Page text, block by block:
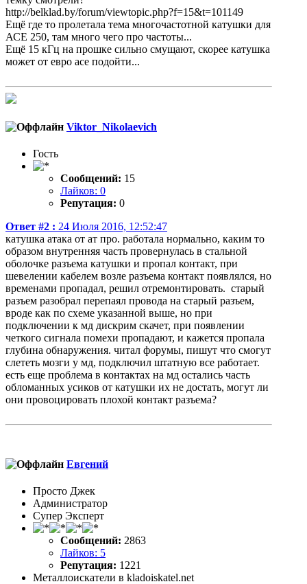
http://belklad.by/forum/viewtopic.php?f=15&t=101149
Ещё где то пролетала тема многочастотной катушки для
АСЕ 250, там много чего про частоты...
Ещё 15 кГц на прошке сильно смущают, скорее катушка
может от евро асе подойти...
Viktor_Nikolaevich
Гость
Сообщений: 15
Лайков: 0
Репутация: 0
Ответ #2 : 24 Июля 2016, 12:52:47
катушка атака от ат про. работала нормально, каким то
образом внутренняя часть провернулась в стальной
оболочке разъема катушки и пропал контакт, при
шевелении кабелем возле разъема контакт появлялся, но
временами пропадал, решил отремонтировать. старый
разъем разобрал перепаял провода на старый разъем,
вроде как по схеме указанной выше, но при
подключении к мд дискрим скачет, при появлении
четкого сигнала помехи пропадают, и кажется пропала
глубина обнаружения. читал форумы, пишут что смогут
слететь мозги у мд, подключил штатную все работает.
есть еще проблема в контактах на мд остались часть
обломанных усиков от катушки их не достать, могут ли
они провоцировать плохой контакт разъема?
Евгений
Просто Джек
Администратор
Супер Эксперт
Сообщений: 2863
Лайков: 5
Репутация: 1221
Металлоискатели в kladoiskatel.net